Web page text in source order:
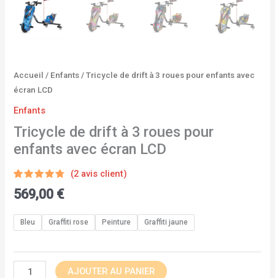
Accueil / Enfants / Tricycle de drift à 3 roues pour enfants avec
écran LCD
Enfants
Tricycle de drift à 3 roues pour
enfants avec écran LCD
Noté
4.50sur
sur
2
notations
client
(2 avis client)
569,00 €
Bleu Graffiti rose Peinture Graffiti jaune
AJOUTER AU PANIER